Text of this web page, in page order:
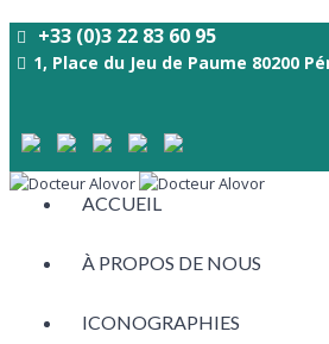
+33 (0)3 22 83 60 95
1, Place du Jeu de Paume 80200
ACCUEIL
À PROPOS DE NOUS
ICONOGRAPHIES